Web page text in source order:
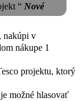
“ Nové
, nakúpi v
nákupe 1
projektu, ktorý
možné hlasovať